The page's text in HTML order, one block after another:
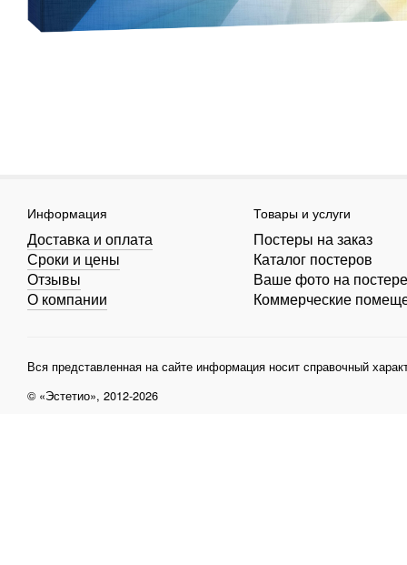
Информация
Доставка и оплата
Сроки и цены
Отзывы
О компании
Товары и услуги
Постеры на заказ
Каталог постеров
Ваше фото на постере
Коммерческие
Вся представленная на сайте информация носит справочный
© «Эстетио», 2012-2026